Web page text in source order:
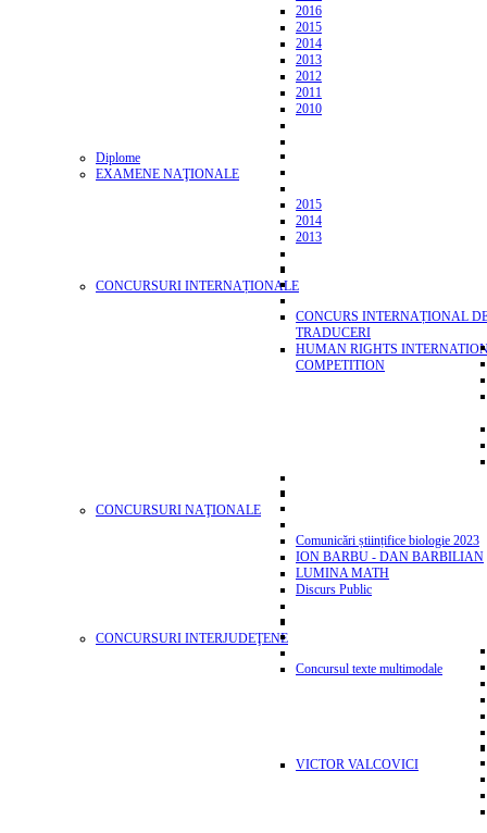
2016
2015
2014
2013
2012
2011
2010
Diplome
EXAMENE NAŢIONALE
2015
2014
2013
CONCURSURI INTERNAȚIONALE
CONCURS INTERNAȚIONAL
TRADUCERI
HUMAN RIGHTS
COMPETITION
CONCURSURI NAŢIONALE
Comunicări științifice biologie 2023
ION BARBU - DAN BARBILIAN
LUMINA MATH
Discurs Public
CONCURSURI INTERJUDEŢENE
Concursul texte multimodale
VICTOR VALCOVICI